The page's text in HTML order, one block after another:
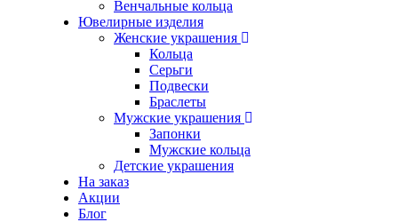
Венчальные кольца
Ювелирные изделия
Женские украшения
Кольца
Серьги
Подвески
Браслеты
Мужские украшения
Запонки
Мужские кольца
Детские украшения
На заказ
Акции
Блог